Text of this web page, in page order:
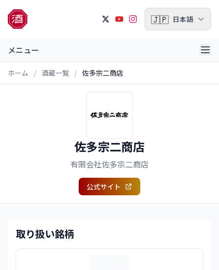
🇯🇵 日本語
メニュー
ホーム / 酒蔵一覧 / 佐多宗二商店
佐多宗二商店
有限会社佐多宗二商店
公式サイト
取り扱い銘柄